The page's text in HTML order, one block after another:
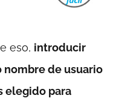
eso, introducir
nombre de usuario
elegido para